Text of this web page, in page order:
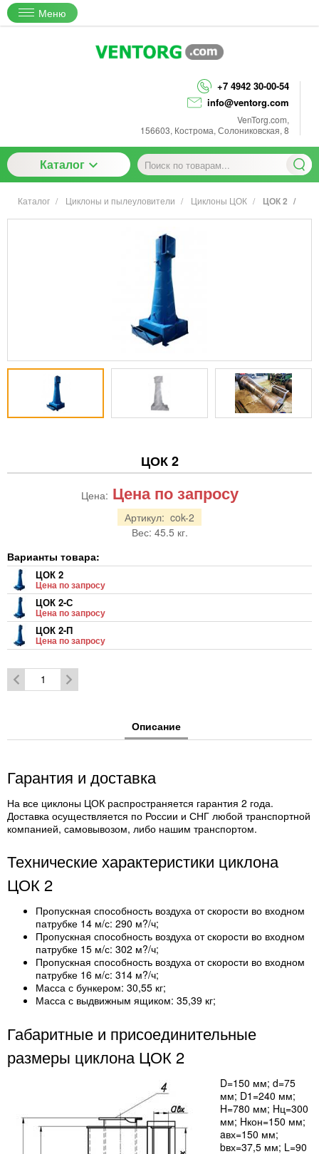
Меню
+7 4942 30-00-54
info@ventorg.com
VenTorg.com,
156603, Кострома, Солониковская, 8
Каталог
Каталог Циклоны и пылеуловители Циклоны ЦОК ЦОК 2
ЦОК 2
Артикул: cok-2
Вес: 45.5 кг.
Цена: Цена по запросу
Варианты товара:
ЦОК 2
Цена по запросу
ЦОК 2-С
Цена по запросу
ЦОК 2-П
Цена по запросу
Описание
Гарантия и доставка
На все циклоны ЦОК распространяется гарантия 2 года.
Доставка осуществляется по России и СНГ любой транспортной
компанией, самовывозом, либо нашим транспортом.
Технические характеристики циклона
ЦОК 2
Пропускная способность воздуха от скорости во входном
патрубке 14 м/с: 290 м?/ч;
Пропускная способность воздуха от скорости во входном
патрубке 15 м/с: 302 м?/ч;
Пропускная способность воздуха от скорости во входном
патрубке 16 м/с: 314 м?/ч;
Масса с бункером: 30,55 кг;
Масса с выдвижным ящиком: 35,39 кг;
Габаритные и присоединительные
размеры циклона ЦОК 2
D=150 мм; d=75
мм; D1=240 мм;
H=780 мм; Hц=300
мм; Hкон=150 мм;
aвх=150 мм;
bвх=37,5 мм; L=90